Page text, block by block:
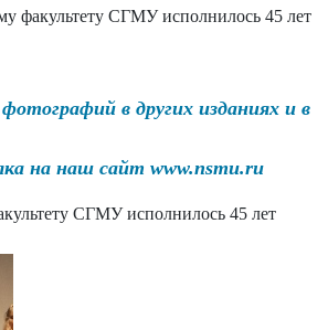
факультету СГМУ исполнилось 45 лет
в других изданиях и в
на наш сайт www.nsmu.ru
СГМУ исполнилось 45 лет